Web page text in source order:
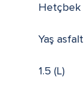
Hetçbek
Yaş asfalt
1.5 (L)